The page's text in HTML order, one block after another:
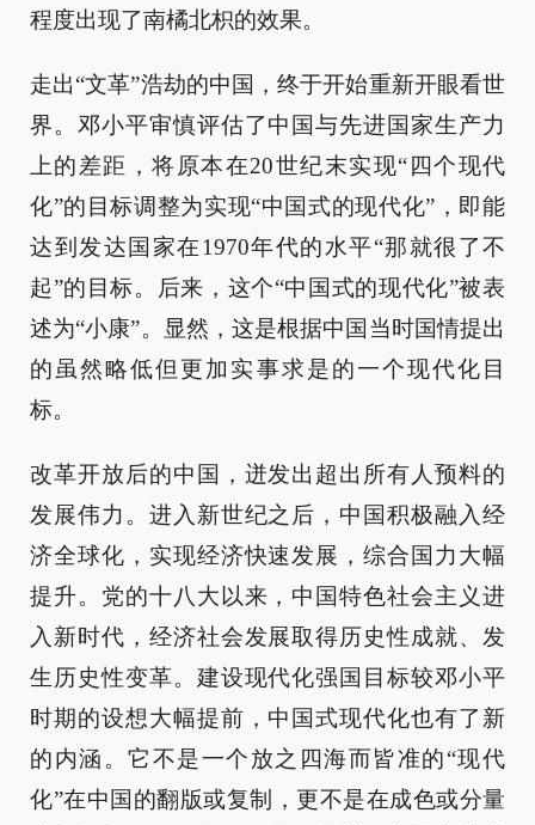
程度出现了南橘北枳的效果。
走出“文革”浩劫的中国，终于开始重新开眼看世
界。邓小平审慎评估了中国与先进国家生产力
上的差距，将原本在20世纪末实现“四个现代
化”的目标调整为实现“中国式的现代化”，即能
达到发达国家在1970年代的水平“那就很了不
起”的目标。后来，这个“中国式的现代化”被表
述为“小康”。显然，这是根据中国当时国情提出
的虽然略低但更加实事求是的一个现代化目
标。
改革开放后的中国，迸发出超出所有人预料的
发展伟力。进入新世纪之后，中国积极融入经
济全球化，实现经济快速发展，综合国力大幅
提升。党的十八大以来，中国特色社会主义进
入新时代，经济社会发展取得历史性成就、发
生历史性变革。建设现代化强国目标较邓小平
时期的设想大幅提前，中国式现代化也有了新
的内涵。它不是一个放之四海而皆准的“现代
化”在中国的翻版或复制，更不是在成色或分量